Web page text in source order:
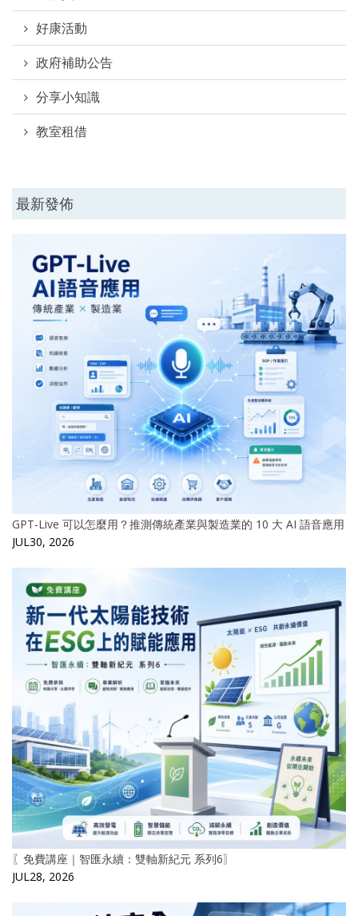
好康活動
政府補助公告
分享小知識
教室租借
最新發佈
GPT-Live 可以怎麼用？推測傳統產業與製造業的 10 大 AI 語音應用
JUL30, 2026
〖免費講座｜智匯永續：雙軸新紀元 系列6〗
JUL28, 2026